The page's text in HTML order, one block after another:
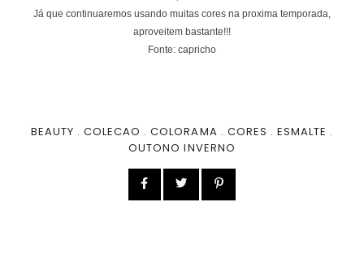
Já que continuaremos usando muitas cores na proxima temporada,
aproveitem bastante!!!
Fonte: capricho
BEAUTY . COLECAO .COLORAMA . CORES .ESMALTE .
OUTONO INVERNO